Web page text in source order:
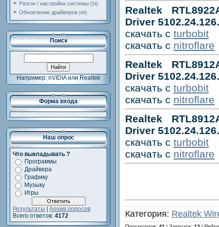
Разгон / настройка системы [54]
Обновление драйверов [46]
Поиск
Например: nVIDIA или Realtek
Форма входа
Наш опрос
Что выкладывать ?
Программы
Драйвера
Графику
Музыку
Игры
Результаты
Архив опросов
Всего ответов: 4172
Realtek
Driver
скачать с turbobit
скачать с nitroflare
Realtek
Driver
скачать с turbobit
скачать с nitroflare
Realtek
Driver
скачать с turbobit
скачать с nitroflare
Категория: Realtek